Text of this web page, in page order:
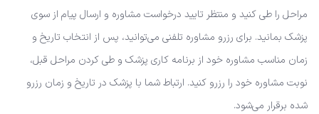
مراحل را طی کنید و منتظر تایید درخواست مشاوره و ارسال پیام از سوی
پزشک بمانید. برای رزرو مشاوره تلفنی می‌توانید، پس از انتخاب تاریخ و
زمان مناسب مشاوره خود از برنامه کاری پزشک و طی کردن مراحل قبل،
نوبت مشاوره خود را رزرو کنید. ارتباط شما با پزشک در تاریخ و زمان رزرو
شده برقرار می‌شود.